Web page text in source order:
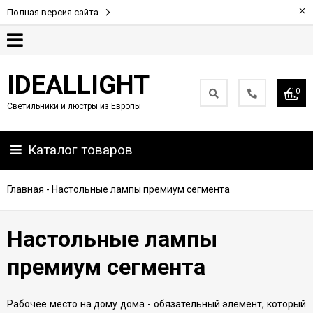
Полная версия сайта ×
Партнерам
Доставка
IDEALLIGHT
Светильники и люстры из Европы
0
Каталог товаров
Главная - Настольные лампы премиум сегмента
Настольные лампы
премиум сегмента
Рабочее место на дому дома - обязательный элемент, который